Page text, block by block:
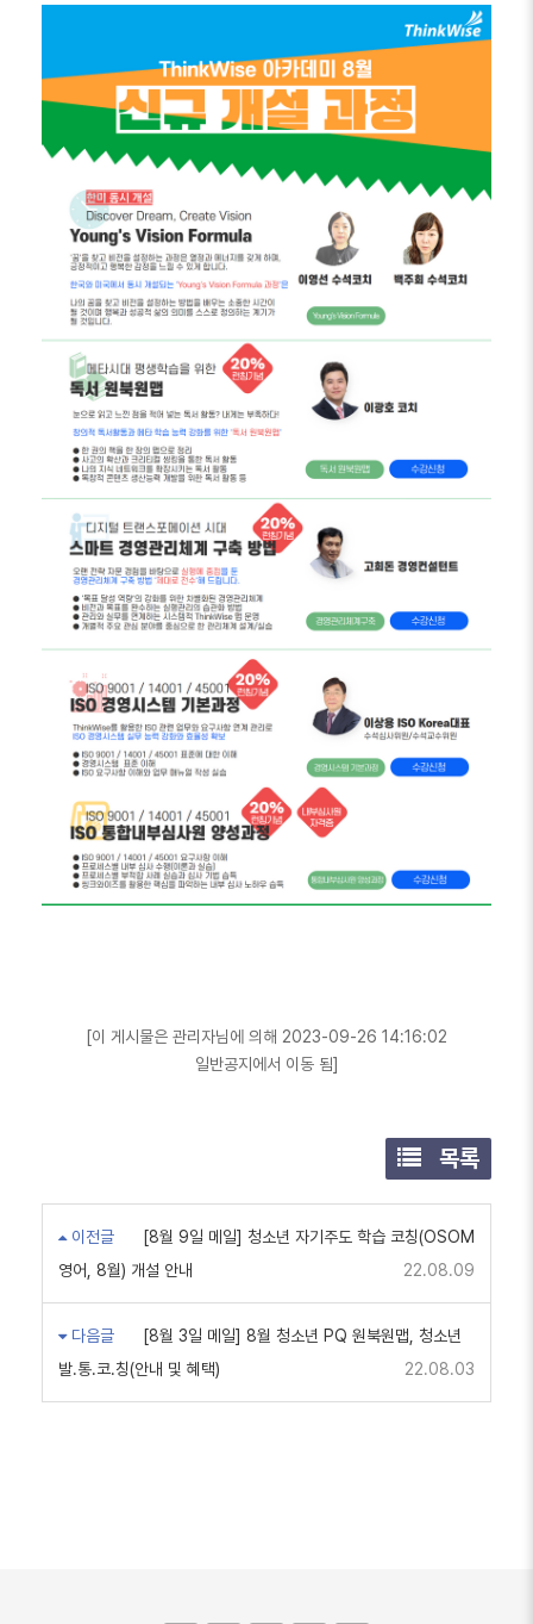
[이 게시물은 관리자님에 의해 2023-09-26 14:16:02
일반공지에서 이동 됨]
목록
이전글
[8월 9일 메일] 청소년 자기주도 학습 코칭(OSOM
영어, 8월) 개설 안내
22.08.09
다음글
[8월 3일 메일] 8월 청소년 PQ 원북원맵, 청소년
발.통.코.칭(안내 및 혜택)
22.08.03